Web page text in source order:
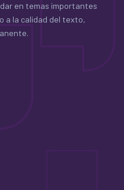
en temas importantes
a la calidad del texto,